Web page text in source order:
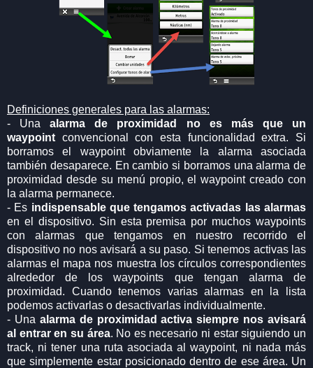
Definiciones generales para las alarmas:
- Unaalarma de proximidad no es más que un
waypoint convencional con esta funcionalidad extra. Si
borramos el waypoint obviamente la alarma asociada
también desaparece. En cambio si borramos una alarma de
proximidad desde su menú propio, el waypoint creado con
la alarma permanece.
- Es indispensable que tengamos activadas las alarmas
en el dispositivo. Sin esta premisa por muchos waypoints
con alarmas que tengamos en nuestro recorrido el
dispositivo no nos avisará a su paso. Si tenemos activas las
alarmas el mapa nos muestra los círculos correspondientes
alrededor de los waypoints que tengan alarma de
proximidad. Cuando tenemos varias alarmas en la lista
podemos activarlas o desactivarlas individualmente.
- Una alarma de proximidad activa siempre nos avisará
al entrar en su área. No es necesario ni estar siguiendo un
track, ni tener una ruta asociada al waypoint, ni nada más
que simplemente estar posicionado dentro de ese área. Un